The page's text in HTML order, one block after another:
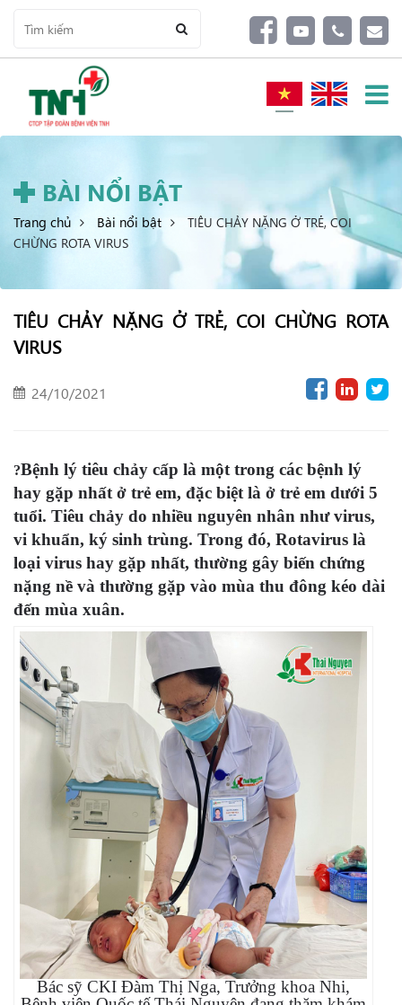
BÀI NỔI BẬT
Trang chủ Bài nổi bật
TIÊU CHẢY NẶNG Ở TRẺ, COI
CHỪNG ROTA VIRUS
TIÊU CHẢY NẶNG Ở TRẺ, COI CHỪNG ROTA
VIRUS
24/10/2021
?Bệnh lý tiêu chảy cấp là một trong các bệnh lý
hay gặp nhất ở trẻ em, đặc biệt là ở trẻ em dưới 5
tuổi. Tiêu chảy do nhiều nguyên nhân như virus,
vi khuẩn, ký sinh trùng. Trong đó, Rotavirus là
loại virus hay gặp nhất, thường gây biến chứng
nặng nề và thường gặp vào mùa thu đông kéo dài
đến mùa xuân.
Bác sỹ CKI Đàm Thị Nga, Trưởng khoa Nhi,